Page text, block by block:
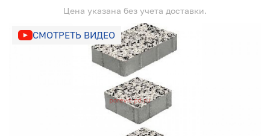
Цена указана без учета доставки.
СМОТРЕТЬ ВИДЕО